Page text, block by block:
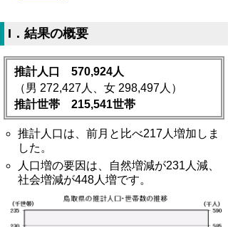
I．結果の概要
推計人口 570,924人
（男 272,427人、女 298,497人）
推計世帯 215,541世帯
推計人口は、前月と比べ217人増加しま
した。
人口増の要因は、自然増減が231人減、
社会増減が448人増です。